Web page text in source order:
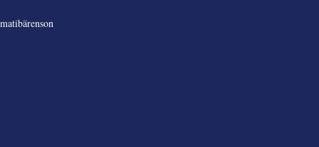
matibärenson